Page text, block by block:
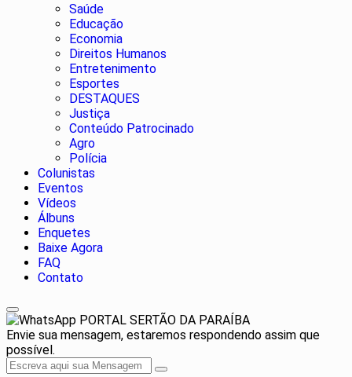
Saúde
Educação
Economia
Direitos Humanos
Entretenimento
Esportes
DESTAQUES
Justiça
Conteúdo Patrocinado
Agro
Polícia
Colunistas
Eventos
Vídeos
Álbuns
Enquetes
Baixe Agora
FAQ
Contato
PORTAL SERTÃO DA PARAÍBA
Envie sua mensagem, estaremos respondendo assim que
possível.